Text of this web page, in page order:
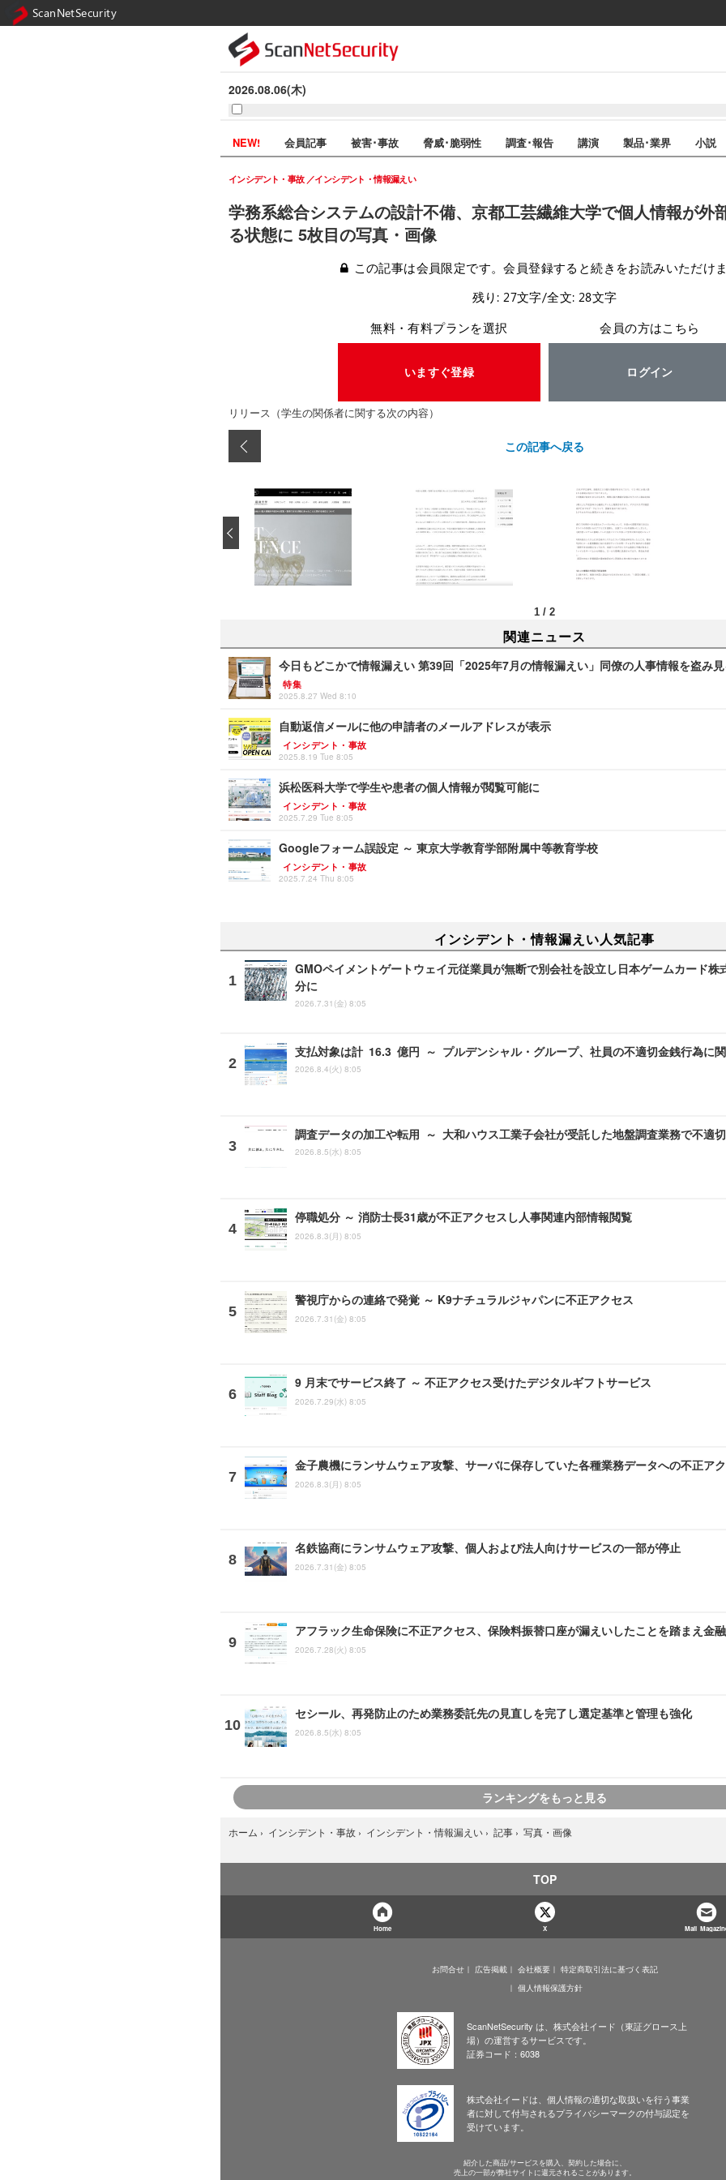
2026.08.06(木)
NEW! 会員記事 被害･事故 脅威･脆弱性 調査･報告 講演 製品･業界 小説
学務系総合システムの設計不備、京都工芸繊維大学で個人情報が外
る状態に 5枚目の写真・画像
インシデント・事故 インシデント・情報漏えい
この記事は会員限定です。会員登録すると続きをお読みいただけ
残り: 27文字/全文: 28文字
無料・有料プランを選択
いますぐ登録
会員の方はこちら
ログイン
リリース（学生の関係者に関する次の内容）
この記事へ戻る
1 / 2
‹
関連ニュース
今日もどこかで情報漏えい 第39回「2025年7月の情報漏えい」同僚の人事情報を盗み
特集
2025.8.27 Wed 8:10
自動返信メールに他の申請者のメールアドレスが表示
インシデント・事故
2025.8.19 Tue 8:05
浜松医科大学で学生や患者の個人情報が閲覧可能に
インシデント・事故
2025.7.29 Tue 8:05
Googleフォーム誤設定 ～ 東京大学教育学部附属中等教育学校
インシデント・事故
2025.7.24 Thu 8:05
インシデント・情報漏えい人気記事
GMOペイメントゲートウェイ元従業員が無断で別会社を設立し日本ゲームカード株
分に
2026.7.31(金) 8:05
支払対象は計 16.3 億円 ～ プルデンシャル・グループ、社員の不適切金銭行為に
2026.8.4(火) 8:05
調査データの加工や転用 ～ 大和ハウス工業子会社が受託した地盤調査業務で不適
2026.8.5(水) 8:05
停職処分 ～ 消防士長31歳が不正アクセスし人事関連内部情報閲覧
2026.8.3(月) 8:05
警視庁からの連絡で発覚 ～ K9ナチュラルジャパンに不正アクセス
2026.7.31(金) 8:05
9 月末でサービス終了 ～ 不正アクセス受けたデジタルギフトサービス
2026.7.29(水) 8:05
金子農機にランサムウェア攻撃、サーバに保存していた各種業務データへの不正ア
2026.8.3(月) 8:05
名鉄協商にランサムウェア攻撃、個人および法人向けサービスの一部が停止
2026.7.31(金) 8:05
アフラック生命保険に不正アクセス、保険料振替口座が漏えいしたことを踏まえ金
2026.7.28(火) 8:05
セシール、再発防止のため業務委託先の見直しを完了し選定基準と管理も強化
2026.8.5(水) 8:05
ランキングをもっと見る
ホーム › インシデント・事故 › インシデント・情報漏えい › 記事 › 写真・画像
TOP
Home X Mail
お問合せ 広告掲載 会社概要
特定商取引法に基づく表記
個人情報保護方針
ScanNetSecurity は、株式会社イード（東証グロース上
場）の運営するサービスです。
証券コード：6038
株式会社イードは、個人情報の適切な取扱いを行う事業
者に対して付与されるプライバシーマークの付与認定を
受けています。
紹介した商品/サービスを購入、契約した場合に、
売上の一部が弊社サイトに還元されることがあります。
ScanNetSecurity